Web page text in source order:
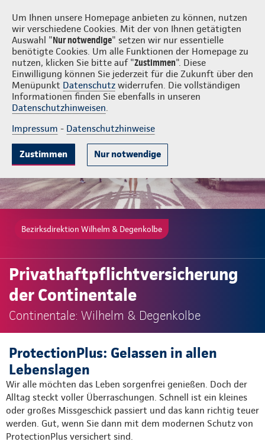
Um Ihnen unsere Homepage anbieten zu können, nutzen
wir verschiedene Cookies. Mit der von Ihnen getätigten
Auswahl "Nur notwendige" setzen wir nur essentielle
benötigte Cookies. Um alle Funktionen der Homepage zu
nutzen, klicken Sie bitte auf "Zustimmen". Diese
Einwilligung können Sie jederzeit für die Zukunft über den
Menüpunkt Datenschutz widerrufen. Die vollständigen
Informationen finden Sie ebenfalls in unseren
Datenschutzhinweisen.
Impressum - Datenschutzhinweise
Zustimmen Nur notwendige
Wilhelm & Degenkolbe Login
Gute Gründe Tarife & Leistungen Wissenswertes Beratung &
Bezirksdirektion Wilhelm & Degenkolbe
Privathaftpflichtversicherung
der Continentale
Continentale: Wilhelm & Degenkolbe
ProtectionPlus: Gelassen in allen
Lebenslagen
Wir alle möchten das Leben sorgenfrei genießen. Doch der
Alltag steckt voller Überraschungen. Schnell ist ein kleines
oder großes Missgeschick passiert und das kann richtig teuer
werden. Gut, wenn Sie dann mit dem modernen Schutz von
ProtectionPlus versichert sind.